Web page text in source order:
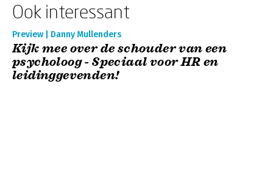
Ook interessant
Preview | Danny Mullenders
Kijk mee over de schouder van een
psycholoog - Speciaal voor HR en
leidinggevenden!